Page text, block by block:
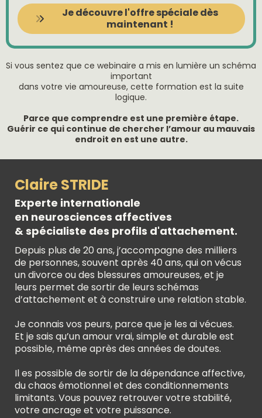
Je découvre l'offre spéciale dès
maintenant !
Si vous sentez que ce webinaire a mis en lumière un schéma
important
dans votre vie amoureuse, cette formation est la suite
logique.
Parce que comprendre est une première étape.
Guérir ce qui continue de chercher l’amour au mauvais
endroit en est une autre.
Claire STRIDE
Experte internationale
en neurosciences affectives
& spécialiste des profils d'attachement.
Depuis plus de 20 ans, j’accompagne des milliers
de personnes, souvent après 40 ans, qui on vécus
un divorce ou des blessures amoureuses, et je
leurs permet de sortir de leurs schémas
d’attachement et à construire une relation stable.
Je connais vos peurs, parce que je les ai vécues.
Et je sais qu’un amour vrai, simple et durable est
possible, même après des années de doutes.
Il es possible de sortir de la dépendance affective,
du chaos émotionnel et des conditionnements
limitants. Vous pouvez retrouver votre stabilité,
votre ancrage et votre puissance.